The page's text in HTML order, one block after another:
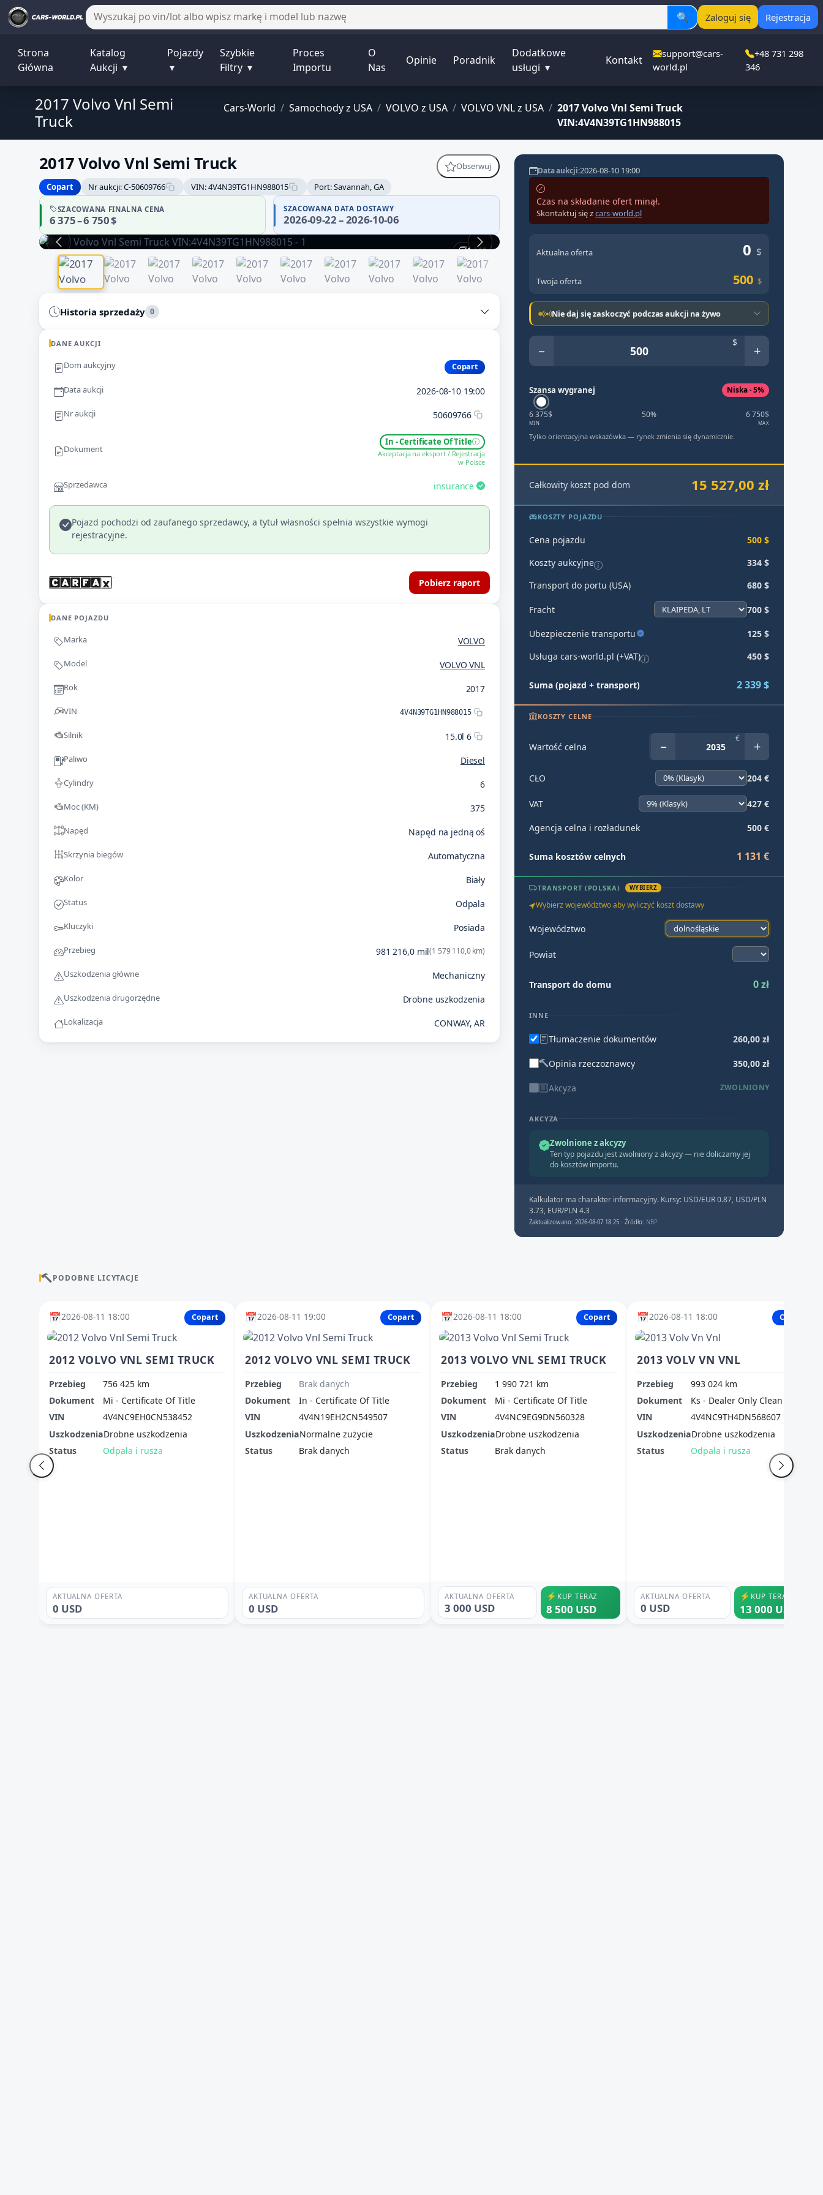
🔍 Zaloguj się Rejestracja
Strona
Główna
Katalog
Aukcji ▾
Pojazdy
▾
Szybkie
Filtry ▾
Proces
Importu
O
Nas
Opinie Poradnik
Dodatkowe
usługi ▾
Kontakt
support@cars-
world.pl
+48 731 298
346
Cars-World / Samochody z USA / VOLVO z USA / VOLVO VNL z USA / 2017 Volvo Vnl Semi Truck
VIN:4V4N39TG1HN988015
2017 Volvo Vnl Semi
Truck
2017 Volvo Vnl Semi Truck
Obserwuj
Copart
Nr aukcji: C-50609766 VIN: 4V4N39TG1HN988015 Port: Savannah, GA
SZACOWANA FINALNA CENA
6 375 – 6 750 $
SZACOWANA DATA DOSTAWY
2026-09-22 – 2026-10-06
1 / 10
Historia sprzedaży 0
DANE AUKCJI
Dom aukcyjny Copart
Data aukcji 2026-08-10 19:00
Nr aukcji 50609766
Dokument
In - Certificate Of Title
Akceptacja na eksport / Rejestracja
w Polsce
Sprzedawca insurance
Pojazd pochodzi od zaufanego sprzedawcy, a tytuł własności spełnia wszystkie wymogi
rejestracyjne.
Pobierz raport
DANE POJAZDU
Marka VOLVO
Model VOLVO VNL
Rok 2017
VIN 4V4N39TG1HN988015
Silnik 15.0l 6
Paliwo Diesel
Cylindry 6
Moc (KM) 375
Napęd Napęd na jedną oś
Skrzynia biegów Automatyczna
Kolor Biały
Status Odpala
Kluczyki Posiada
Przebieg 981 216,0 mil(1 579 110,0 km)
Uszkodzenia główne Mechaniczny
Uszkodzenia drugorzędne Drobne uszkodzenia
Lokalizacja CONWAY, AR
Data aukcji:2026-08-10 19:00
Czas na składanie ofert minął.
Skontaktuj się zcars-world.pl
Aktualna oferta 0 $
Twoja oferta 500 $
Nie daj się zaskoczyć podczas aukcji na żywo
−
$
+
Szansa wygranej Niska · 5%
6 375$
MIN
50% 6 750$
MAX
Tylko orientacyjna wskazówka — rynek zmienia się dynamicznie.
Całkowity koszt pod dom 15 527,00 zł
KOSZTY POJAZDU
Cena pojazdu
500 $
Koszty aukcyjne
334 $
Transport do portu (USA)
680 $
Fracht 700 $
Ubezpieczenie transportu
125 $
Usługa cars-world.pl (+VAT)
450 $
Suma (pojazd + transport) 2 339 $
KOSZTY CELNE
Wartość celna − € +
CŁO 204 €
VAT 427 €
Agencja celna i rozładunek 500 €
Suma kosztów celnych 1 131 €
TRANSPORT (POLSKA) WYBIERZ
Wybierz województwo aby wyliczyć koszt dostawy
Województwo
Powiat
Transport do domu 0 zł
INNE
Tłumaczenie dokumentów 260,00 zł
Opinia rzeczoznawcy 350,00 zł
Akcyza ZWOLNIONY
AKCYZA
Zwolnione z akcyzy
Ten typ pojazdu jest zwolniony z akcyzy — nie doliczamy jej
do kosztów importu.
Kalkulator ma charakter informacyjny. Kursy: USD/EUR 0.87, USD/PLN
3.73, EUR/PLN 4.3
Zaktualizowano: 2026-08-07 18:25 · Źródło: NBP
PODOBNE LICYTACJE
📅2026-08-11 18:00 Copart
2012 VOLVO VNL SEMI TRUCK
Przebieg
756 425 km
Dokument
Mi - Certificate Of Title
VIN
4V4NC9EH0CN538452
UszkodzeniaDrobne uszkodzenia
Status
Odpala i rusza
AKTUALNA OFERTA
0 USD
📅2026-08-11 19:00 Copart
2012 VOLVO VNL SEMI TRUCK
Przebieg
Brak danych
Dokument
In - Certificate Of Title
VIN
4V4N19EH2CN549507
UszkodzeniaNormalne zużycie
Status
Brak danych
AKTUALNA OFERTA
0 USD
📅2026-08-11 18:00 Copart
2013 VOLVO VNL SEMI TRUCK
Przebieg
1 990 721 km
Dokument
Mi - Certificate Of Title
VIN
4V4NC9EG9DN560328
UszkodzeniaDrobne uszkodzenia
Status
Brak danych
AKTUALNA OFERTA
3 000 USD
⚡ KUP TERAZ
8 500 USD
📅2026-08-11 18:00 Copart
2013 VOLV VN VNL
Przebieg
993 024 km
Dokument
Ks - Dealer Only Clean Title
VIN
4V4NC9TH4DN568607
UszkodzeniaDrobne uszkodzenia
Status
Odpala i rusza
AKTUALNA OFERTA
0 USD
⚡ KUP TERAZ
13 000 USD